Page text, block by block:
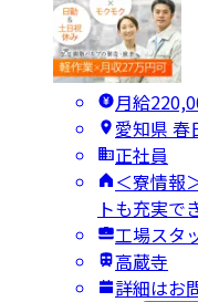
月給
愛知県 春
正社員
＜寮情報
トも充実
工場スタ
高蔵寺
詳細はお